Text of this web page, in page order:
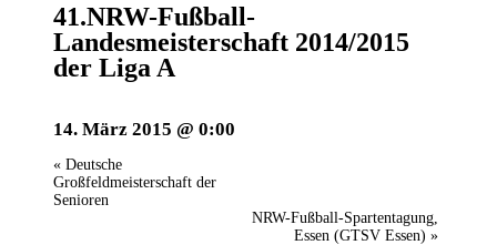
41.NRW-Fußball-
Landesmeisterschaft 2014/2015
der Liga A
14. März 2015 @ 0:00
« Deutsche
Großfeldmeisterschaft der
Senioren
NRW-Fußball-Spartentagung,
Essen (GTSV Essen) »